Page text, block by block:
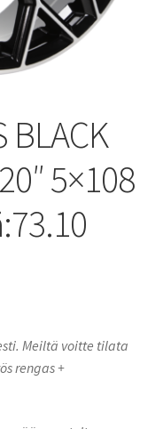
BLACK
5×108
Meiltä voitte tilata
rengas +